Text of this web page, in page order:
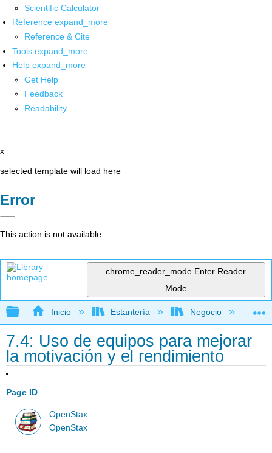
Scientific Calculator
Reference expand_more
Reference & Cite
Tools expand_more
Help expand_more
Get Help
Feedback
Readability
x
selected template will load here
Error
This action is not available.
chrome_reader_mode Enter Reader
Mode
Expandir/contraer jerarquía global
Inicio Estantería Negocio
7.4: Uso de equipos para mejorar
la motivación y el rendimiento
Page ID
OpenStax
OpenStax